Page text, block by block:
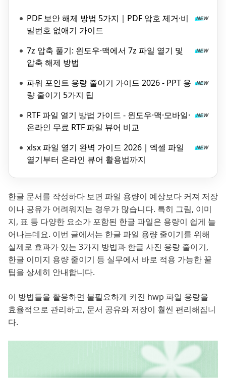
PDF 보안 해제 방법 5가지｜PDF 암호 제거·비
밀번호 없애기 가이드
7z 압축 풀기: 윈도우·맥에서 7z 파일 열기 및
압축 해제 방법
파워 포인트 용량 줄이기 가이드 2026 - PPT 용
량 줄이기 5가지 팁
RTF 파일 열기 방법 가이드 - 윈도우·맥·모바일·
온라인 무료 RTF 파일 뷰어 비교
xlsx 파일 열기 완벽 가이드 2026｜엑셀 파일
열기부터 온라인 뷰어 활용법까지
한글 문서를 작성하다 보면 파일 용량이 예상보다 커져 저장
이나 공유가 어려워지는 경우가 많습니다. 특히 그림, 이미
지, 표 등 다양한 요소가 포함된 한글 파일은 용량이 쉽게 늘
어나는데요. 이번 글에서는 한글 파일 용량 줄이기를 위해
실제로 효과가 있는 3가지 방법과 한글 사진 용량 줄이기,
한글 이미지 용량 줄이기 등 실무에서 바로 적용 가능한 꿀
팁을 상세히 안내합니다.
이 방법들을 활용하면 불필요하게 커진 hwp 파일 용량을
효율적으로 관리하고, 문서 공유와 저장이 훨씬 편리해집니
다.